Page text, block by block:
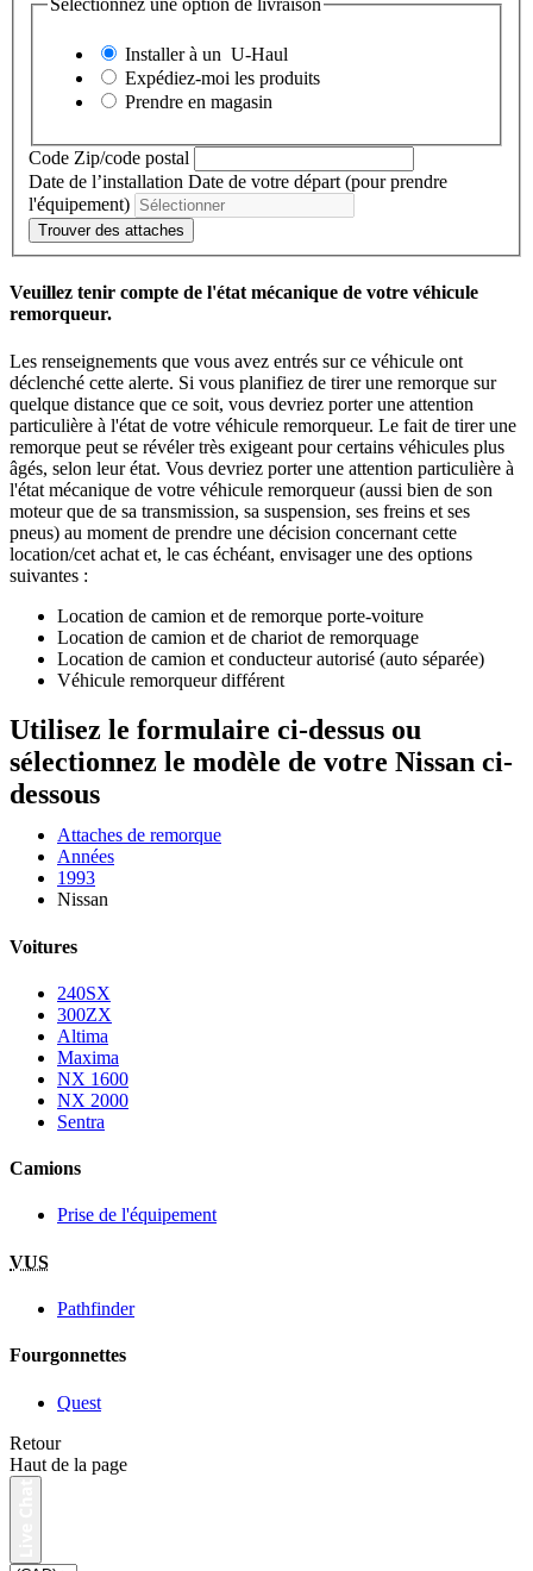
Sélectionnez une option de livraison
Installer à un U-Haul
Expédiez-moi les produits
Prendre en magasin
Code Zip/code postal
Date de l’installation Date de votre départ (pour prendre
l'équipement)
Trouver des attaches
Veuillez tenir compte de l'état mécanique de votre véhicule
remorqueur.
Les renseignements que vous avez entrés sur ce véhicule ont
déclenché cette alerte. Si vous planifiez de tirer une remorque sur
quelque distance que ce soit, vous devriez porter une attention
particulière à l'état de votre véhicule remorqueur. Le fait de tirer une
remorque peut se révéler très exigeant pour certains véhicules plus
âgés, selon leur état. Vous devriez porter une attention particulière à
l'état mécanique de votre véhicule remorqueur (aussi bien de son
moteur que de sa transmission, sa suspension, ses freins et ses
pneus) au moment de prendre une décision concernant cette
location/cet achat et, le cas échéant, envisager une des options
suivantes :
Location de camion et de remorque porte-voiture
Location de camion et de chariot de remorquage
Location de camion et conducteur autorisé (auto séparée)
Véhicule remorqueur différent
Utilisez le formulaire ci-dessus ou
sélectionnez le modèle de votre Nissan ci-
dessous
Attaches de remorque
Années
1993
Nissan
Voitures
240SX
300ZX
Altima
Maxima
NX 1600
NX 2000
Sentra
Camions
Prise de l'équipement
VUS
Pathfinder
Fourgonnettes
Quest
Retour
Haut de la page